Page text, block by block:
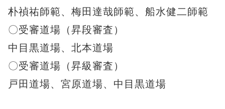
朴禎祐師範、梅田達哉師範、船水健二師範
〇受審道場（昇段審査）
中目黒道場、北本道場
〇受審道場（昇級審査）
戸田道場、宮原道場、中目黒道場